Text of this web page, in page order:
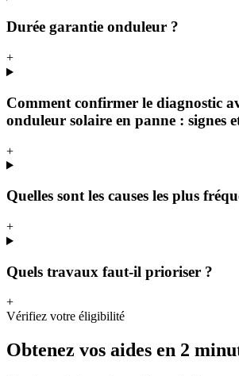
Durée garantie onduleur ?
+
Comment confirmer le diagnostic
onduleur solaire en panne : signes
+
Quelles sont les causes les plus
+
Quels travaux faut-il prioriser ?
+
Vérifiez votre éligibilité
Obtenez vos aides en 2